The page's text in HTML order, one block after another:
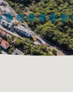
2 3 4 5 6 7 8